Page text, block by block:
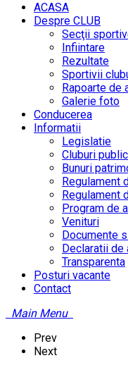
ACASA
Despre CLUB
Secţii
Infiintare
Rezultate
Sportivii
Rapoarte de
Galerie foto
Conducerea
Informatii
Legislatie
Cluburi
Bunuri
Regulament
Regulament
Program de
Venituri
Documente
Declaratii de
Transparenta
Posturi vacante
Contact
Main Menu
Prev
Next